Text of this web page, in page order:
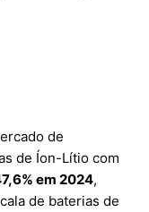
de
de Íon-Lítio com
em 2024,
de baterias de